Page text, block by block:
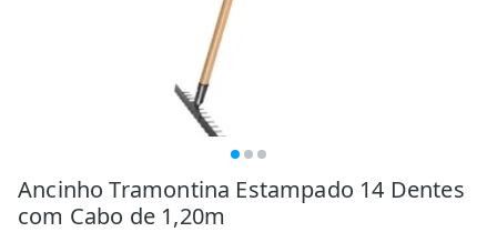
Ancinho Tramontina Estampado 14 Dentes
com Cabo de 1,20m